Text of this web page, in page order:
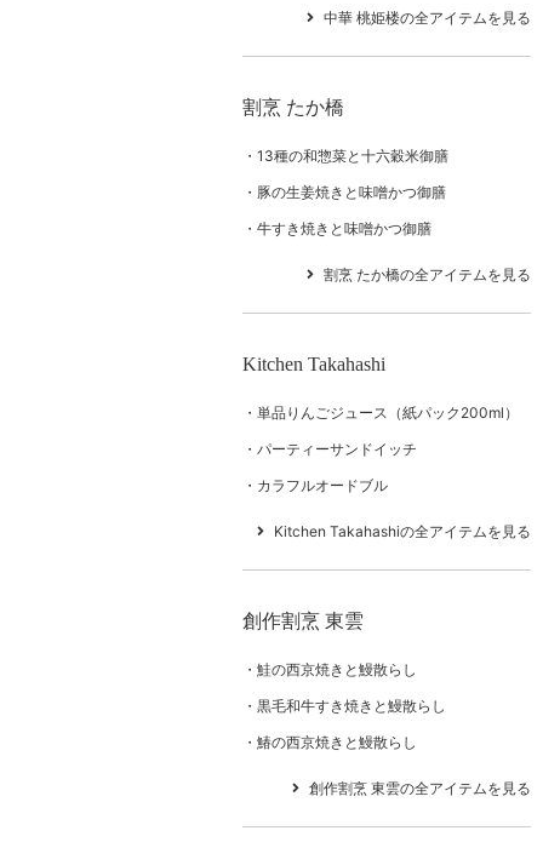
中華 桃姫楼の全アイテムを見る
割烹 たか橋
13種の和惣菜と十六穀米御膳
豚の生姜焼きと味噌かつ御膳
牛すき焼きと味噌かつ御膳
割烹 たか橋の全アイテムを見る
Kitchen Takahashi
単品りんごジュース（紙パック200ml）
パーティーサンドイッチ
カラフルオードブル
Kitchen Takahashiの全アイテムを見る
創作割烹 東雲
鮭の西京焼きと鰻散らし
黒毛和牛すき焼きと鰻散らし
鰆の西京焼きと鰻散らし
創作割烹 東雲の全アイテムを見る